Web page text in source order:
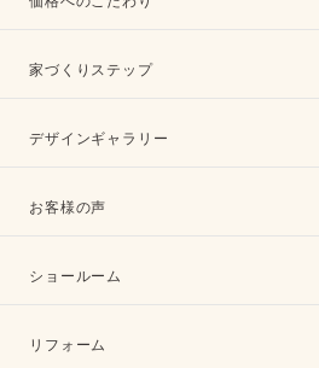
家づくりステップ
デザインギャラリー
お客様の声
ショールーム
リフォーム